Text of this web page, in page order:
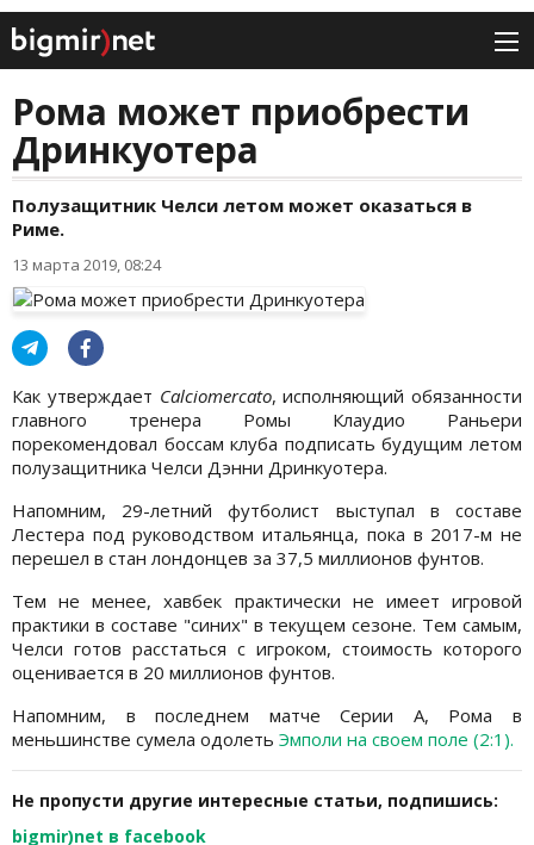
Рома может приобрести
Дринкуотера
Полузащитник Челси летом может оказаться в
Риме.
13 марта 2019, 08:24
Как утверждает Calciomercato, исполняющий обязанности
главного тренера Ромы Клаудио Раньери
порекомендовал боссам клуба подписать будущим летом
полузащитника Челси Дэнни Дринкуотера.
Напомним, 29-летний футболист выступал в составе
Лестера под руководством итальянца, пока в 2017-м не
перешел в стан лондонцев за 37,5 миллионов фунтов.
Тем не менее, хавбек практически не имеет игровой
практики в составе "синих" в текущем сезоне. Тем самым,
Челси готов расстаться с игроком, стоимость которого
оценивается в 20 миллионов фунтов.
Напомним, в последнем матче Серии А, Рома в
меньшинстве сумела одолеть Эмполи на своем поле (2:1).
Не пропусти другие интересные статьи, подпишись:
bigmir)net в facebook